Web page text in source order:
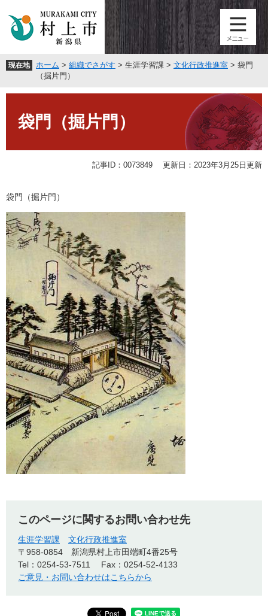
頭
す
飛
し
現在地 ホーム > 組織でさがす > 生涯学習課 > 文化行政推進室 > 袋門
（掘片門）
袋門（掘片門）
記事ID：0073849 更新日：2023年3月25日更新
袋門（掘片門）
このページに関するお問い合わせ先
生涯学習課
文化行政推進室
〒958-0854
新潟県村上市田端町4番25号
Tel：0254-53-7511
Fax：0254-52-4133
ご意見・お問い合わせはこちらから